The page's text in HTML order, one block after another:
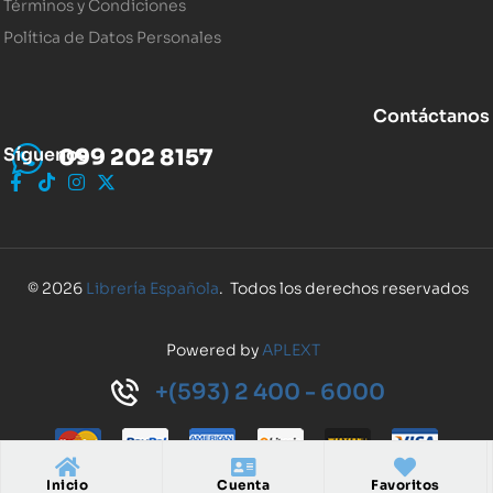
Inicio Cuenta Favoritos
Términos y Condiciones
Política de Datos Personales
Contáctanos
099 202 8157
Síguenos
© 2026 Librería Española. Todos los derechos reservados
Powered byAPLEXT
+(593) 2 400 - 6000